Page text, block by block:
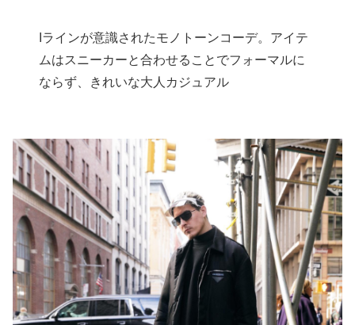
Iラインが意識されたモノトーンコーデ。アイテ
ムはスニーカーと合わせることでフォーマルに
ならず、きれいな大人カジュアル